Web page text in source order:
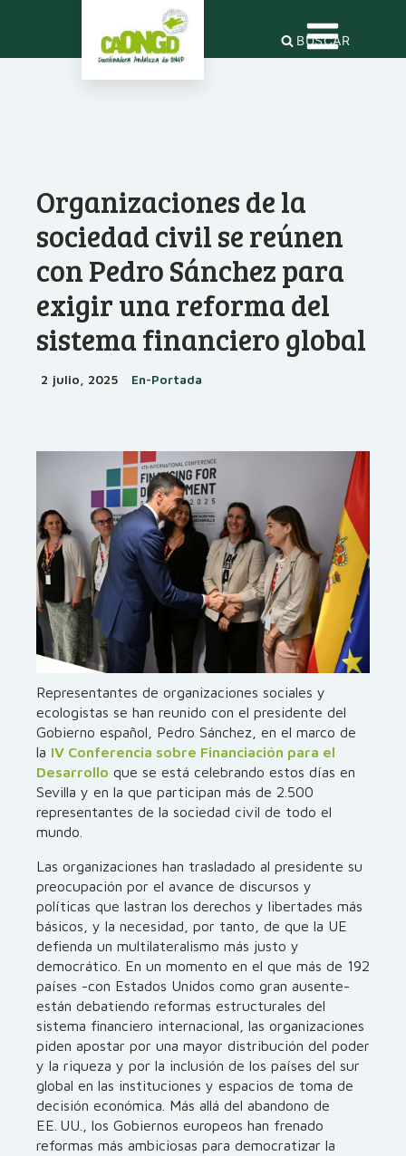
BUSCAR
Organizaciones de la
sociedad civil se reúnen
con Pedro Sánchez para
exigir una reforma del
sistema financiero global
2 julio, 2025 En-Portada
Representantes de organizaciones sociales y
ecologistas se han reunido con el presidente del
Gobierno español, Pedro Sánchez, en el marco de
la IV Conferencia sobre Financiación para el
Desarrollo que se está celebrando estos días en
Sevilla y en la que participan más de 2.500
representantes de la sociedad civil de todo el
mundo.
Las organizaciones han trasladado al presidente su
preocupación por el avance de discursos y
políticas que lastran los derechos y libertades más
básicos, y la necesidad, por tanto, de que la UE
defienda un multilateralismo más justo y
democrático. En un momento en el que más de 192
países -con Estados Unidos como gran ausente-
están debatiendo reformas estructurales del
sistema financiero internacional, las organizaciones
piden apostar por una mayor distribución del poder
y la riqueza y por la inclusión de los países del sur
global en las instituciones y espacios de toma de
decisión económica. Más allá del abandono de
EE. UU., los Gobiernos europeos han frenado
reformas más ambiciosas para democratizar la